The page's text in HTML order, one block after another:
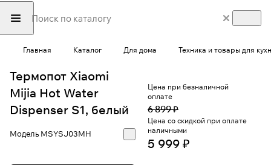
Главная Каталог Для дома Техника и товары для
Термопот Xiaomi
Mijia Hot Water
Dispenser S1, белый
МодельMSYSJ03MH
Цена при безналичной
оплате
6 899 ₽
Цена со скидкой при оплате
наличными
5 999 ₽